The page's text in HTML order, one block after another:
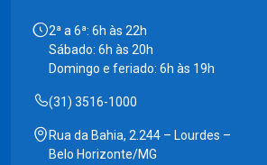
2ª a 6ª: 6h às 22h
Sábado: 6h às 20h
Domingo e feriado: 6h às 19h
(31) 3516-1000
Rua da Bahia, 2.244 – Lourdes –
Belo Horizonte/MG